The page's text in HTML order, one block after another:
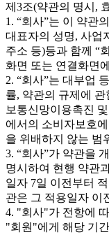
제3조(약관의 명시,
1. “회사”는 이 약관
대표자의 성명, 사업
주소 등)등과 함께 “
화면 또는 연결화면
2. “회사”는 대부업
률, 약관의 규제에
보통신망이용촉진
에서의 소비자보호
을 위배하지 않는 범
3. “회사”가 약관을
명시하여 현행 약관
일자 7일 이전부터
관은 그 적용일자 이
4. "회사"가 전항에
"회원"에게 해당 기